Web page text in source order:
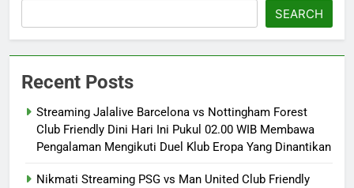
SEARCH
Recent Posts
Streaming Jalalive Barcelona vs Nottingham Forest
Club Friendly Dini Hari Ini Pukul 02.00 WIB Membawa
Pengalaman Mengikuti Duel Klub Eropa Yang Dinantikan
Nikmati Streaming PSG vs Man United Club Friendly